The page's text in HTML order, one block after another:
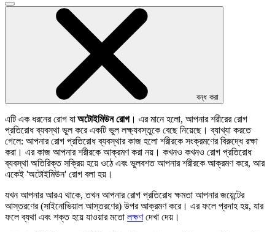
ভিডিও
বন্ধ করা
এটি এক ধরনের রোগ যাঅটোইমিউন রোগ। এর মানে হলো, আপনার শরীরের রোগ
প্রতিরোধ ব্যবস্থা ভুল করে একটি ভুল লক্ষ্যবস্তুকে বেছে নিয়েছে। ব্যাখ্যা করতে
গেলে: আপনার রোগ প্রতিরোধ ব্যবস্থার কাজ হলো শরীরকে সংক্রমণের বিরুদ্ধে রক্ষা
করা। এর কাজ আপনার শরীরকে আক্রমণ করা নয়। কখনও কখনও রোগ প্রতিরোধ
ব্যবস্থা অতিরিক্ত সক্রিয় হয়ে ওঠে এবং ভুলবশত আপনার শরীরকে আক্রমণ করে, আর
একেই 'অটোইমিউন' রোগ বলা হয়।
যখন আপনার আরএ থাকে, তখন আপনার রোগ প্রতিরোধ ক্ষমতা আপনার জয়েন্টের
আস্তরণের (সাইনোভিয়াল আস্তরণের) উপর আক্রমণ করে। এর ফলে প্রদাহ হয়, যার
ফলে ব্যথা এবং শক্ত হয়ে যাওয়ার মতো লক্ষণদেখা দেয়।